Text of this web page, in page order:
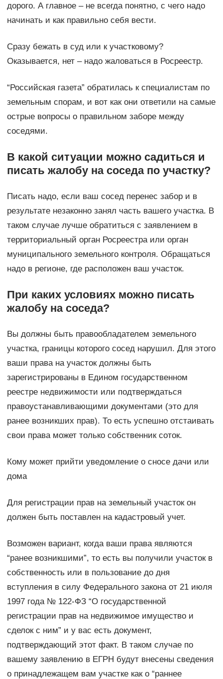
дорого. А главное – не всегда понятно, с чего надо
начинать и как правильно себя вести.
Сразу бежать в суд или к участковому?
Оказывается, нет – надо жаловаться в Росреестр.
“Российская газета” обратилась к специалистам по
земельным спорам, и вот как они ответили на самые
острые вопросы о правильном заборе между
соседями.
В какой ситуации можно садиться и
писать жалобу на соседа по участку?
Писать надо, если ваш сосед перенес забор и в
результате незаконно занял часть вашего участка. В
таком случае лучше обратиться с заявлением в
территориальный орган Росреестра или орган
муниципального земельного контроля. Обращаться
надо в регионе, где расположен ваш участок.
При каких условиях можно писать
жалобу на соседа?
Вы должны быть правообладателем земельного
участка, границы которого сосед нарушил. Для этого
ваши права на участок должны быть
зарегистрированы в Едином государственном
реестре недвижимости или подтверждаться
правоустанавливающими документами (это для
ранее возникших прав). То есть успешно отстаивать
свои права может только собственник соток.
Кому может прийти уведомление о сносе дачи или
дома
Для регистрации прав на земельный участок он
должен быть поставлен на кадастровый учет.
Возможен вариант, когда ваши права являются
“ранее возникшими”, то есть вы получили участок в
собственность или в пользование до дня
вступления в силу Федерального закона от 21 июля
1997 года № 122-ФЗ “О государственной
регистрации прав на недвижимое имущество и
сделок с ним” и у вас есть документ,
подтверждающий этот факт. В таком случае по
вашему заявлению в ЕГРН будут внесены сведения
о принадлежащем вам участке как о “раннее